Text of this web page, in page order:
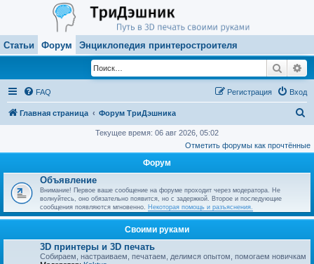
Статьи Форум Энциклопедия принтеростроителя
Поиск
FAQ Вход
Регистрация
Главная страница Форум ТриДэшника
и
Текущее время: 06 авг 2026, 05:02
Отметить форумы как прочтённые
Форум
Объявление
Внимание! Первое ваше сообщение на форуме проходит через модератора. Не
волнуйтесь, оно обязательно появится, но с задержкой. Второе и последующие
сообщения появляются мгновенно. Некоторая помощь и разъяснения.
Своими руками
3D принтеры и 3D печать
Собираем, настраиваем, печатаем, делимся опытом, помогаем новичкам